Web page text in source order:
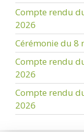
Compte rendu
2026
Cérémonie du 8
Compte rendu
2026
Compte rendu
2026